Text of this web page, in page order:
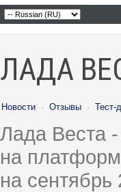
ЛАДА
Новости · Отзывы · Тест-
Лада Веста
на
на